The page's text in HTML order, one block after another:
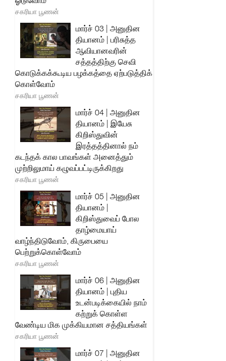
சகரியா பூணன்
மார்ச் 03 | அனுதின
தியானம் | பரிசுத்த
ஆவியானவரின்
சத்தத்திற்கு செவி
கொடுக்கக்கூடிய பழக்கத்தை ஏற்படுத்திக்
கொள்வோம்
சகரியா பூணன்
மார்ச் 04 | அனுதின
தியானம் | இயேசு
கிறிஸ்துவின்
இரத்தத்தினால் நம்
கடந்தக் கால பாவங்கள் அனைத்தும்
முற்றிலுமாய் கழுவப்பட்டிருக்கிறது
சகரியா பூணன்
மார்ச் 05 | அனுதின
தியானம் |
கிறிஸ்துவைப் போல
தாழ்மையாய்
வாழ்ந்திடுவோம், கிருபையை
பெற்றுக்கொள்வோம்
சகரியா பூணன்
மார்ச் 06 | அனுதின
தியானம் | புதிய
உடன்படிக்கையில் நாம்
கற்றுக் கொள்ள
வேண்டிய மிக முக்கியமான சத்தியங்கள்
சகரியா பூணன்
மார்ச் 07 | அனுதின